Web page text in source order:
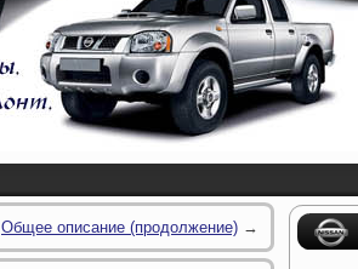
Общее описание (продолжение) →